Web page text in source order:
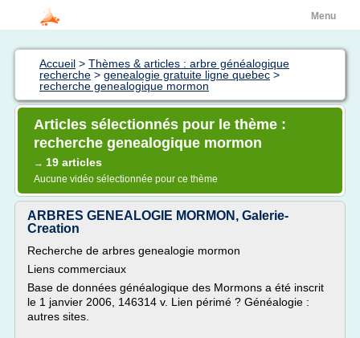
Menu
Accueil > Thèmes & articles : arbre généalogique
recherche > genealogie gratuite ligne quebec >
recherche genealogique mormon
Articles sélectionnés pour le thème :
recherche genealogique mormon
→ 19 articles
Aucune vidéo sélectionnée pour ce thème
ARBRES GENEALOGIE MORMON, Galerie-
Creation
Recherche de arbres genealogie mormon
Liens commerciaux
Base de données généalogique des Mormons a été inscrit
le 1 janvier 2006, 146314 v. Lien périmé ? Généalogie :
autres sites.